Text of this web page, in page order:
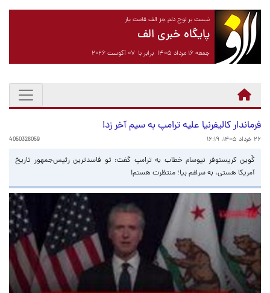
نیست بر لوح دلم جز الف قامت یار
پایگاه خبری الف
جمعه ۱۶ مرداد ۱۴۰۵ برابر با ۰۷ آگوست ۲۰۲۶
فرماندار کالیفرنیا علیه ترامپ به سیم آخر زد!
۲۶ خرداد ۱۴۰۵، ۱۶:۱۹ 4050326059
گَوین کریستوفر نیوسام خطاب به ترامپ گفت: تو فاسدترین رئیس‌جمهور تاریخ
آمریکا هستی، به سراغم بیا؛ منتظرت هستم!